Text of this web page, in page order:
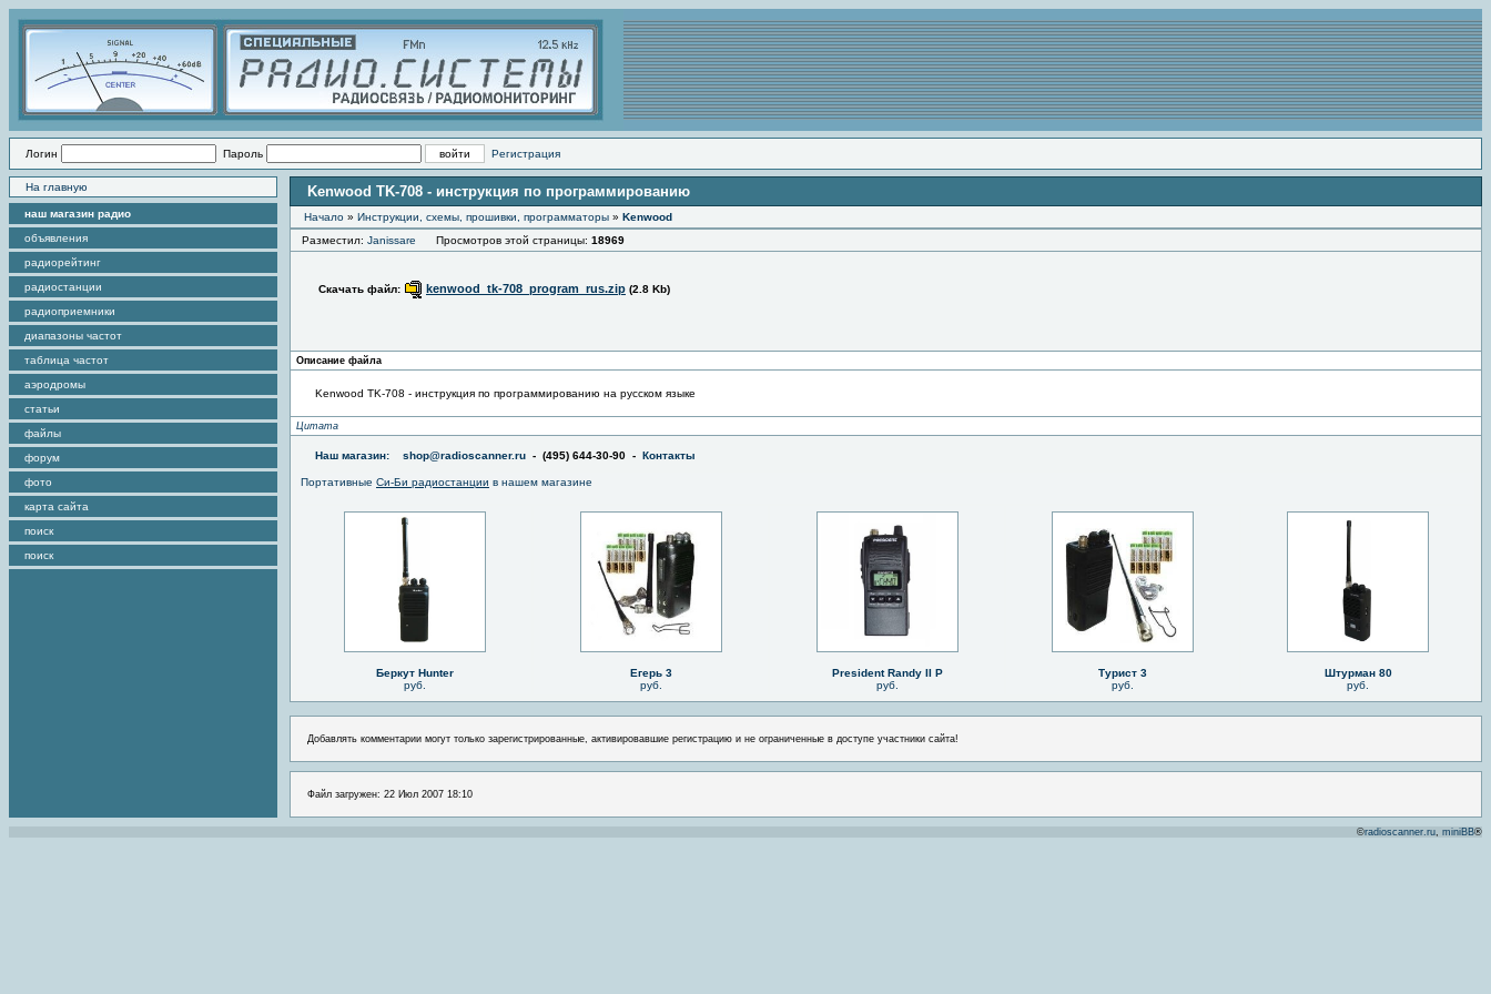
Логин Пароль Регистрация
На главную
наш магазин радио
объявления
радиорейтинг
радиостанции
радиоприемники
диапазоны частот
таблица частот
аэродромы
статьи
файлы
форум
фото
карта сайта
поиск
поиск
Kenwood TK-708 - инструкция по программированию
Начало » Инструкции, схемы, прошивки, программаторы » Kenwood
Разместил: Janissare Просмотров этой страницы: 18969
Скачать файл: kenwood_tk-708_program_rus.zip (2.8 Kb)
Описание файла
Kenwood TK-708 - инструкция по программированию на русском языке
Цитата
Наш магазин: shop@radioscanner.ru - (495) 644-30-90 - Контакты
Портативные Си-Би радиостанции в нашем магазине
Беркут Hunter
руб.
Егерь 3
руб.
President Randy II P
руб.
Турист 3
руб.
Штурман 80
руб.
Добавлять комментарии могут только зарегистрированные, активировавшие регистрацию и не ограниченные в доступе участники сайта!
Файл загружен: 22 Июл 2007 18:10
©radioscanner.ru, miniBB®